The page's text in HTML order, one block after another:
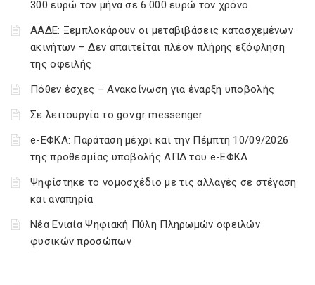
300 ευρώ τον μήνα σε 6.000 ευρώ τον χρόνο
ΑΑΔΕ: Ξεμπλοκάρουν οι μεταβιβάσεις κατασχεμένων
ακινήτων – Δεν απαιτείται πλέον πλήρης εξόφληση
της οφειλής
Πόθεν έσχες – Ανακοίνωση για έναρξη υποβολής
Σε λειτουργία το gov.gr messenger
e-ΕΦΚΑ: Παράταση μέχρι και την Πέμπτη 10/09/2026
της προθεσμίας υποβολής ΑΠΔ του e-ΕΦΚΑ
Ψηφίστηκε το νομοσχέδιο με τις αλλαγές σε στέγαση
και αναπηρία
Νέα Ενιαία Ψηφιακή Πύλη Πληρωμών οφειλών
φυσικών προσώπων